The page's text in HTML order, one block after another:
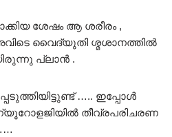
ശേഷം ആ ശരീരം ,
വൈദ്യുതി ശ്മശാനത്തിൽ
പ്ലാൻ .
….. ഇപ്പോൾ
തീവ്രപരിചരണ